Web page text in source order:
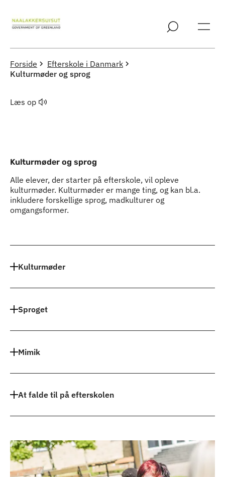
Forside
Efterskole i Danmark
Kulturmøder og sprog
Læs op
Kulturmøder og sprog
Alle elever, der starter på efterskole, vil opleve
kulturmøder. Kulturmøder er mange ting, og kan bl.a.
inkludere forskellige sprog, madkulturer og
omgangsformer.
Kulturmøder
Sproget
Mimik
At falde til på efterskolen